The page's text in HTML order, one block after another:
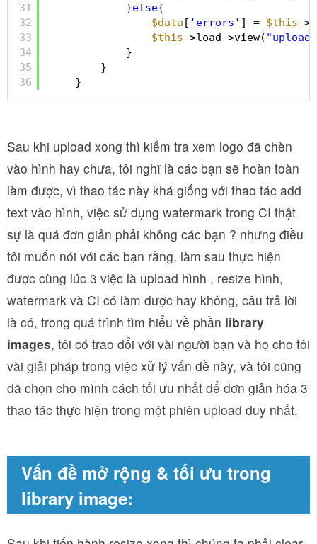
31
32
33
34
35
36
}else{
$data [ 'errors' ] = $this-
$this->load->view(
}
}
}
Sau khi upload xong thì kiểm tra xem logo đã chèn
vào hình hay chưa, tôi nghĩ là các bạn sẽ hoàn toàn
làm được, vì thao tác này khá giống với thao tác add
text vào hình, việc sử dụng watermark trong CI thật
sự là quá đơn giản phải không các bạn ? nhưng điều
tôi muốn nói với các bạn rằng, làm sau thực hiện
được cùng lúc 3 việc là upload hình , resize hình,
watermark và CI có làm được hay không, câu trả lời
là có, trong quá trình tìm hiểu về phần library
images, tôi có trao đổi với vài người bạn và họ cho tôi
vài giải pháp trong việc xử lý vấn đề này, và tôi cũng
đã chọn cho mình cách tối ưu nhất để đơn giản hóa 3
thao tác thực hiện trong một phiên upload duy nhất.
Vấn đề mở rộng & tối ưu trong
library image: